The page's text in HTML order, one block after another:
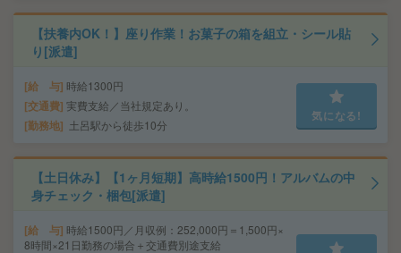
【扶養内OK！】座り作業！お菓子の箱を組立・シール貼
り[派遣]
給 与 時給1300円
交通費 実費支給／当社規定あり。
勤務地 土呂駅から徒歩10分
気になる!
【土日休み】【1ヶ月短期】高時給1500円！アルバムの中
身チェック・梱包[派遣]
給 与 時給1500円／月収例：252,000円＝1,500円×
8時間×21日勤務の場合＋交通費別途支給